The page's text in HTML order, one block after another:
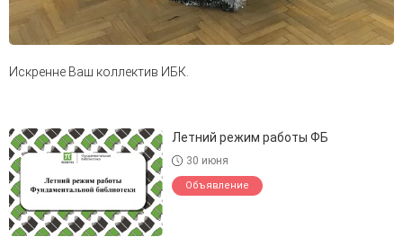
Искренне Ваш коллектив ИБК.
Летний режим работы ФБ
30 июня
Объявление